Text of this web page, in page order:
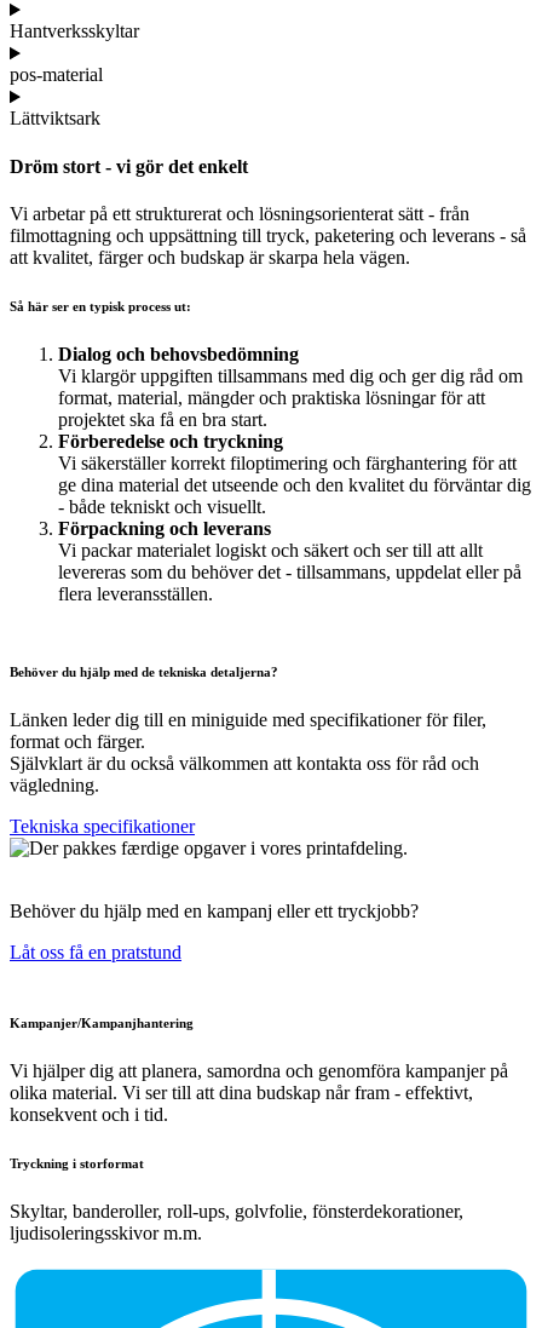
Hantverksskyltar
pos-material
Lättviktsark
Dröm stort - vi gör det enkelt
Vi arbetar på ett strukturerat och lösningsorienterat sätt - från
filmottagning och uppsättning till tryck, paketering och leverans - så
att kvalitet, färger och budskap är skarpa hela vägen.
Så här ser en typisk process ut:
Dialog och behovsbedömning
Vi klargör uppgiften tillsammans med dig och ger dig råd om
format, material, mängder och praktiska lösningar för att
projektet ska få en bra start.
Förberedelse och tryckning
Vi säkerställer korrekt filoptimering och färghantering för att
ge dina material det utseende och den kvalitet du förväntar dig
- både tekniskt och visuellt.
Förpackning och leverans
Vi packar materialet logiskt och säkert och ser till att allt
levereras som du behöver det - tillsammans, uppdelat eller på
flera leveransställen.
Behöver du hjälp med de tekniska detaljerna?
Länken leder dig till en miniguide med specifikationer för filer,
format och färger.
Självklart är du också välkommen att kontakta oss för råd och
vägledning.
Tekniska specifikationer
Behöver du hjälp med en kampanj eller ett tryckjobb?
Låt oss få en pratstund
Kampanjer/Kampanjhantering
Vi hjälper dig att planera, samordna och genomföra kampanjer på
olika material. Vi ser till att dina budskap når fram - effektivt,
konsekvent och i tid.
Tryckning i storformat
Skyltar, banderoller, roll-ups, golvfolie, fönsterdekorationer,
ljudisoleringsskivor m.m.